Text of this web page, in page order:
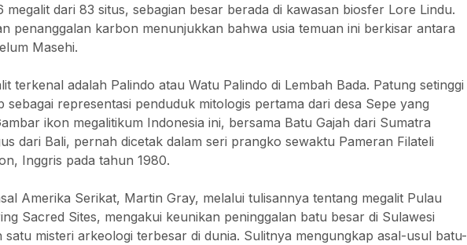
megalit dari 83 situs, sebagian besar berada di kawasan biosfer Lore Lindu.
penanggalan karbon menunjukkan bahwa usia temuan ini berkisar antara
Masehi.
terkenal adalah Palindo atau Watu Palindo di Lembah Bada. Patung setinggi
sebagai representasi penduduk mitologis pertama dari desa Sepe yang
ikon megalitikum Indonesia ini, bersama Batu Gajah dari Sumatra
dari Bali, pernah dicetak dalam seri prangko sewaktu Pameran Filateli
Inggris pada tahun 1980.
Amerika Serikat, Martin Gray, melalui tulisannya tentang megalit Pulau
Sacred Sites, mengakui keunikan peninggalan batu besar di Sulawesi
satu misteri arkeologi terbesar di dunia. Sulitnya mengungkap asal-usul batu-